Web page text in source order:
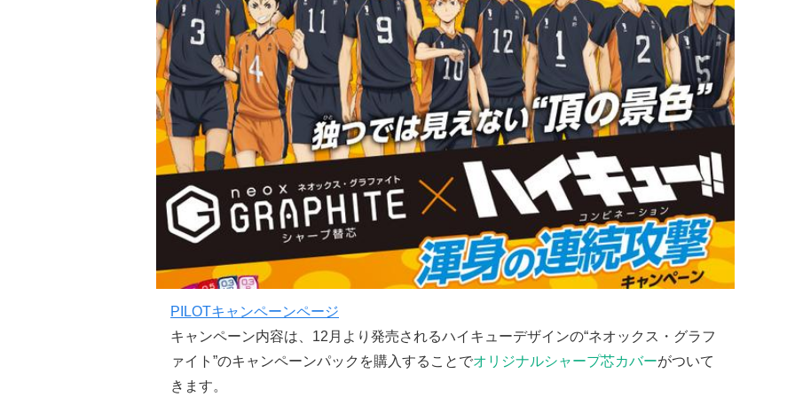
PILOTキャンペーンページ
キャンペーン内容は、12月より発売されるハイキューデザインの“ネオックス・グラフ
ァイト”のキャンペーンパックを購入することでオリジナルシャープ芯カバーがついて
きます。